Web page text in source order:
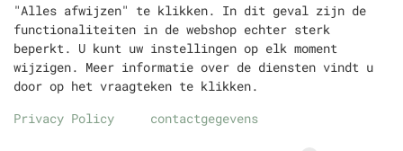
"Alles afwijzen" te klikken. In dit geval zijn de
functionaliteiten in de webshop echter sterk
beperkt. U kunt uw instellingen op elk moment
wijzigen. Meer informatie over de diensten vindt u
door op het vraagteken te klikken.
Privacy Policy
contactgegevens